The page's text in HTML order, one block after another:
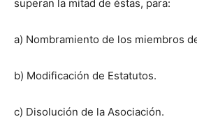
superan la mitad de éstas, para:
a) Nombramiento de los miembros
b) Modificación de Estatutos.
c) Disolución de la Asociación.